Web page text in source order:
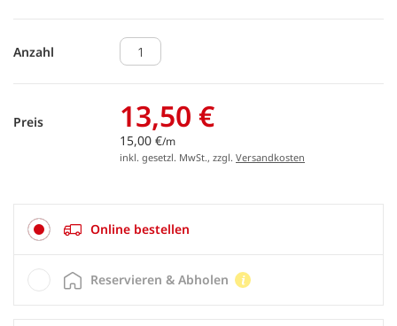
Anzahl
Preis 13,50 €
15,00 €/m
inkl. gesetzl. MwSt., zzgl. Versandkosten
Online bestellen
Reservieren & Abholen